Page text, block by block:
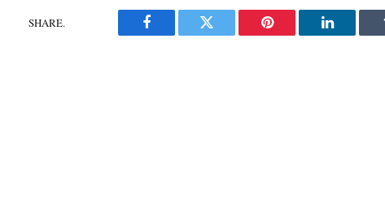
SHARE.
Facebook Twitter Pinterest LinkedIn